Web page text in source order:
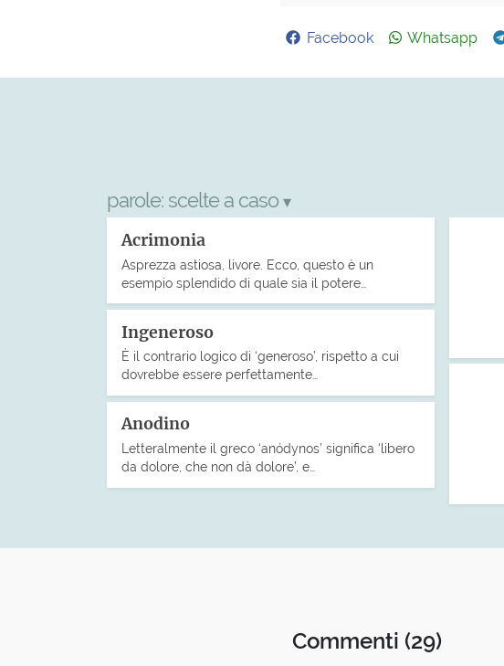
Facebook Whatsapp
parole: scelte a caso ▾
Acrimonia
Asprezza astiosa, livore. Ecco, questo è un
esempio splendido di quale sia il potere…
Ingeneroso
È il contrario logico di ‘generoso’, rispetto a cui
dovrebbe essere perfettamente…
Anodino
Letteralmente il greco ‘anódynos’ significa ‘libero
da dolore, che non dà dolore’, e…
Commenti (29)